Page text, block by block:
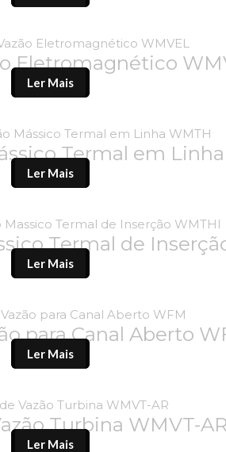
Eletromagnético
Ler Mais
Termal em
Ler Mais
Termal de
Ler Mais
para Canal Aberto
Ler Mais
Turbina WMVT-AR
Ler Mais